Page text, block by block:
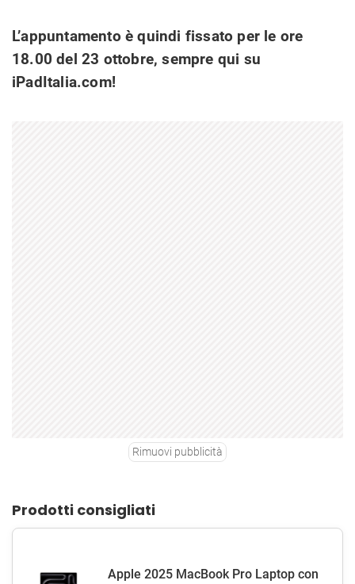
L’appuntamento è quindi fissato per le ore
18.00 del 23 ottobre, sempre qui su
iPadItalia.com!
Rimuovi pubblicità
Prodotti consigliati
Apple 2025 MacBook Pro Laptop con